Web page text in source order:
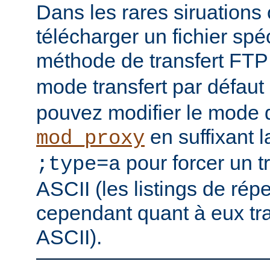
Dans les rares siruations
télécharger un fichier
méthode de transfert
mode transfert par
pouvez modifier le mode
mod_proxy en suffixant
;type=a pour forcer un
ASCII (les listings de
cependant quant à eux
ASCII).